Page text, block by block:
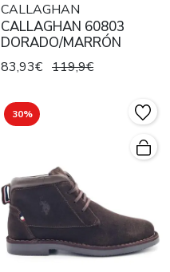
CALLAGHAN
CALLAGHAN 60803
DORADO/MARRÓN
83,93€ 119,9€
30%